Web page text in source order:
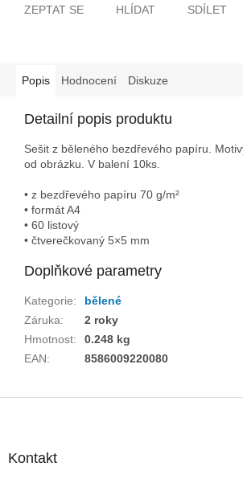
ZEPTAT SE HLÍDAT SDÍLET
Popis Hodnocení Diskuze
Detailní popis produktu
Sešit z běleného bezdřevého papíru.
od obrázku. V balení 10ks.
• z bezdřevého papíru 70 g/m²
• formát A4
• 60 listový
• čtverečkovaný 5×5 mm
Doplňkové parametry
Kategorie:
bělené
Záruka:
2 roky
Hmotnost:
0.248 kg
EAN: 8586009220080
Kontakt